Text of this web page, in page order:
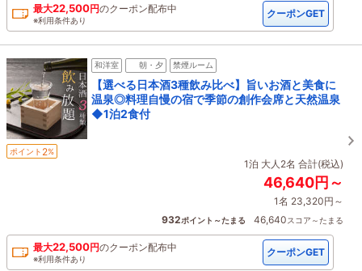
最大22,500円のクーポン配布中
※利用条件あり
クーポンGET
和洋室 朝・夕 禁煙ルーム
【選べる日本酒3種飲み比べ】旨いお酒と美食に
温泉◎料理自慢の宿で季節の創作会席と天然温泉
◆1泊2食付
ポイント 2%
1泊 大人2名 合計(税込)
46,640円～
1名 23,320円～
932ポイント～たまる 46,640スコア～たまる
最大22,500円のクーポン配布中
※利用条件あり
クーポンGET